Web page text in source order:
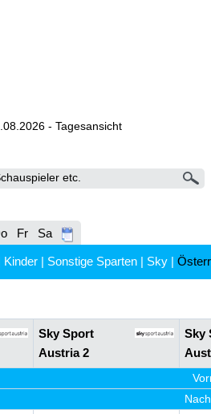
- Tagesansicht
Fr Sa
Kinder | Sonstige Sparten | Sky |
Sky Sport
Austria 2
Sky